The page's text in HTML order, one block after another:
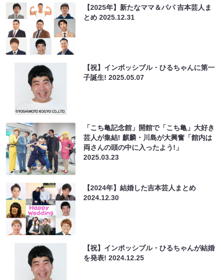
【2025年】新たなママ＆パパ 吉本芸人ま
とめ2025.12.31
【祝】インポッシブル・ひるちゃんに第一
子誕生!2025.05.07
「こち亀記念館」開館で「こち亀」大好き
芸人が集結! 麒麟・川島が大興奮「館内は
両さんの頭の中に入ったよう!」
2025.03.23
【2024年】結婚した吉本芸人まとめ
2024.12.30
【祝】インポッシブル・ひるちゃんが結婚
を発表!2024.12.25